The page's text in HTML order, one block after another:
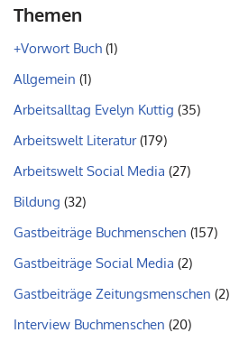
Themen
+Vorwort Buch (1)
Allgemein (1)
Arbeitsalltag Evelyn Kuttig (35)
Arbeitswelt Literatur(179)
Arbeitswelt Social Media (27)
Bildung (32)
Gastbeiträge Buchmenschen (157)
Gastbeiträge Social Media (2)
Gastbeiträge Zeitungsmenschen (2)
Interview Buchmenschen (20)